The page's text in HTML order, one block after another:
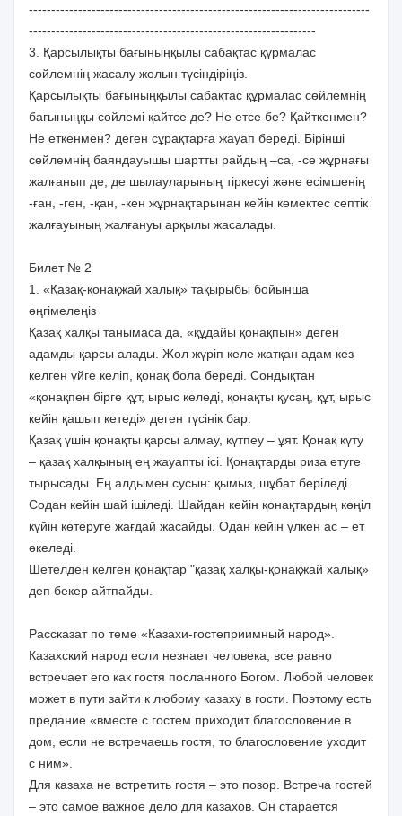
----------------------------------------------------------------------------
----------------------------------------------------------------
3. Қарсылықты бағыныңқылы сабақтас құрмалас
сөйлемнің жасалу жолын түсіндіріңіз.
Қарсылықты бағыныңқылы сабақтас құрмалас сөйлемнің
бағыныңқы сөйлемі қайтсе де? Не етсе бе? Қайткенмен?
Не еткенмен? деген сұрақтарға жауап береді. Бірінші
сөйлемнің баяндауышы шартты райдың –са, -се жұрнағы
жалғанып де, де шылауларының тіркесуі және есімшенің
-ған, -ген, -қан, -кен жұрнақтарынан кейін көмектес септік
жалғауының жалғануы арқылы жасалады.
Билет № 2
1. «Қазақ-қонақжай халық» тақырыбы бойынша
әңгімелеңіз
Қазақ халқы танымаса да, «құдайы қонақпын» деген
адамды қарсы алады. Жол жүріп келе жатқан адам кез
келген үйге келіп, қонақ бола береді. Сондықтан
«қонақпен бірге құт, ырыс келеді, қонақты қусаң, құт, ырыс
кейін қашып кетеді» деген түсінік бар.
Қазақ үшін қонақты қарсы алмау, күтпеу – ұят. Қонақ күту
– қазақ халқының ең жауапты ісі. Қонақтарды риза етуге
тырысады. Ең алдымен сусын: қымыз, шұбат беріледі.
Содан кейін шай ішіледі. Шайдан кейін қонақтардың көңіл
күйін көтеруге жағдай жасайды. Одан кейін үлкен ас – ет
әкеледі.
Шетелден келген қонақтар "қазақ халқы-қонақжай халық»
деп бекер айтпайды.
Рассказат по теме «Казахи-гостеприимный народ».
Казахский народ если незнает человека, все равно
встречает его как гостя посланного Богом. Любой человек
может в пути зайти к любому казаху в гости. Поэтому есть
предание «вместе с гостем приходит благословение в
дом, если не встречаешь гостя, то благословение уходит
с ним».
Для казаха не встретить гостя – это позор. Встреча гостей
– это самое важное дело для казахов. Он старается